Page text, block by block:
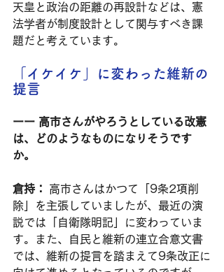
天皇と政治の距離の再設計などは、憲
法学者が制度設計として関与すべき課
題だと考えています。
「イケイケ」に変わった維新の
提言
ーー 高市さんがやろうとしている改憲
は、どのようなものになりそうです
か。
倉持：
高市さんはかつて「9条2項削
除」を主張していましたが、最近の演
説では「自衛隊明記」に変わっていま
す。また、自民と維新の連立合意文書
では、維新の提言を踏まえて9条改正に